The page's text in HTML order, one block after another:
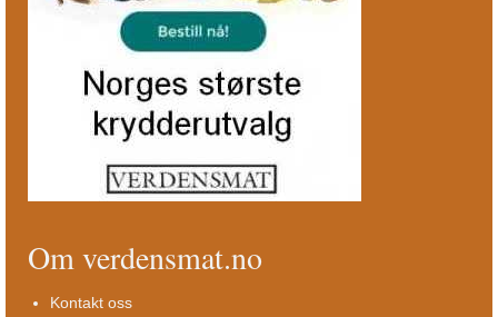
Om verdensmat.no
Kontakt oss